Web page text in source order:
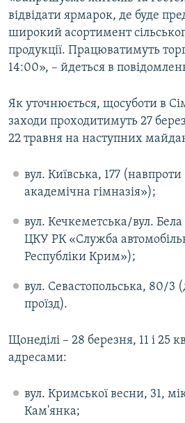
відвідати ярмарок, де буде
широкий асортимент
продукції. Працюватимуть
14:00», – йдеться в
Як уточнюється, щосуботи в
заходи проходитимуть 27
22 травня на наступних
вул. Київська, 177
академічна гімназія»);
вул. Кечкеметська/вул.
ЦКУ РК «Служба
Республіки Крим»);
вул. Севастопольська, 80/3
проїзд).
Щонеділі – 28 березня, 11 і 25
адресами:
вул. Кримської весни, 31,
Кам'янка;